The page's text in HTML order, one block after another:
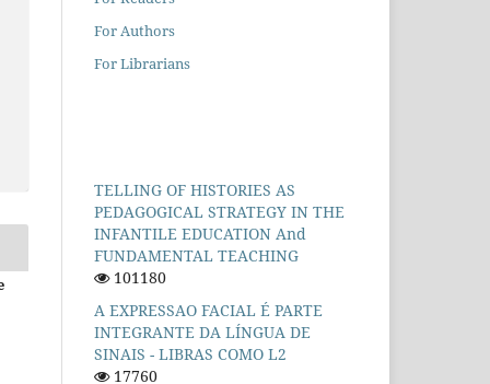
For Authors
For Librarians
TELLING OF HISTORIES AS
PEDAGOGICAL STRATEGY IN THE
INFANTILE EDUCATION And
FUNDAMENTAL TEACHING
101180
A EXPRESSAO FACIAL É PARTE
INTEGRANTE DA LÍNGUA DE
SINAIS - LIBRAS COMO L2
17760